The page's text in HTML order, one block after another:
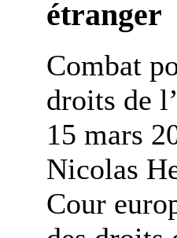
étranger
Combat
droits de
15 mars
Nicolas
Cour